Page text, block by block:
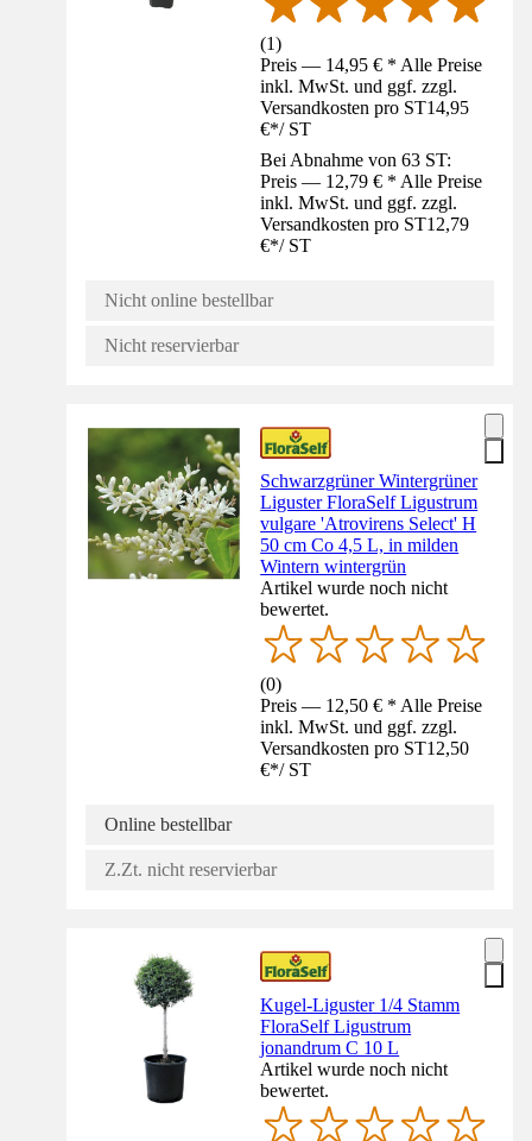
(1)
Preis — 14,95 € * Alle Preise
inkl. MwSt. und ggf. zzgl.
Versandkosten pro ST14,95
€*/ ST
Bei Abnahme von 63 ST:
Preis — 12,79 € * Alle Preise
inkl. MwSt. und ggf. zzgl.
Versandkosten pro ST12,79
€*/ ST
Nicht online bestellbar
Nicht reservierbar
Schwarzgrüner Wintergrüner
Liguster FloraSelf Ligustrum
vulgare 'Atrovirens Select' H
50 cm Co 4,5 L, in milden
Wintern wintergrün
Artikel wurde noch nicht
bewertet.
(0)
Preis — 12,50 € * Alle Preise
inkl. MwSt. und ggf. zzgl.
Versandkosten pro ST12,50
€*/ ST
Online bestellbar
Z.Zt. nicht reservierbar
Kugel-Liguster 1/4 Stamm
FloraSelf Ligustrum
jonandrum C 10 L
Artikel wurde noch nicht
bewertet.